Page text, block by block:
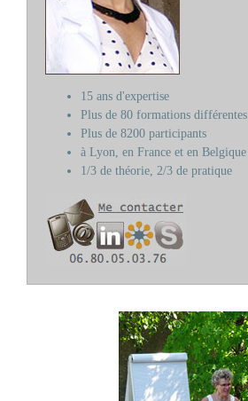
15 ans d'expertise
Plus de 80 formations différentes
Plus de 8200 participants
à Lyon, en France et en Belgique
1/3 de théorie, 2/3 de pratique